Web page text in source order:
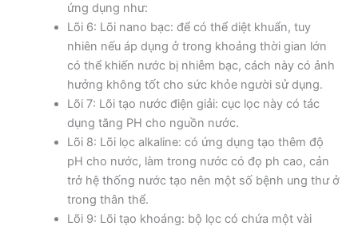
ứng dụng như:
Lõi 6: Lõi nano bạc: để có thể diệt khuẩn, tuy
nhiên nếu áp dụng ở trong khoảng thời gian lớn
có thể khiến nước bị nhiễm bạc, cách này có ảnh
hưởng không tốt cho sức khỏe người sử dụng.
Lõi 7: Lõi tạo nước điện giải: cục lọc này có tác
dụng tăng PH cho nguồn nước.
Lõi 8: Lõi lọc alkaline: có ứng dụng tạo thêm độ
pH cho nước, làm trong nước có đọ ph cao, cản
trở hệ thống nước tạo nên một số bệnh ung thư ở
trong thân thể.
Lõi 9: Lõi tạo khoáng: bộ lọc có chứa một vài